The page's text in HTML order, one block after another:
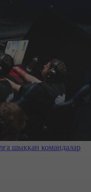
шыққан командалар